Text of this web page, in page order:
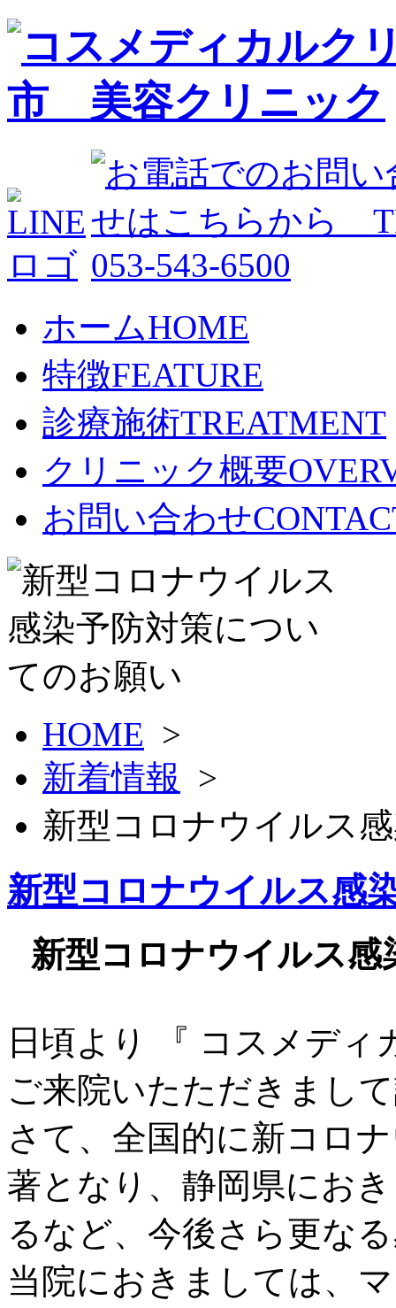
ホームHOME
特徴FEATURE
診療施術TREATMENT
クリニック概要
お問い合わせ
HOME >
新着情報 >
新型コロナウイルス
新型コロナウイルス感
新型コロナウイルス
日頃より 『 コスメデ
ご来院いたただきまし
さて、全国的に新コロ
著となり、静岡県にお
るなど、今後さら更な
当院におきましては、